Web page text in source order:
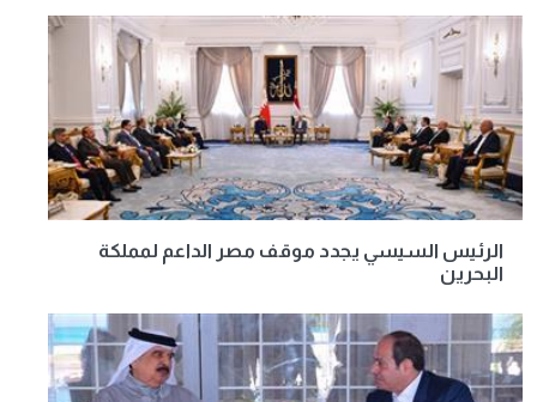
الرئيس السيسي يجدد موقف مصر الداعم لمملكة
البحرين